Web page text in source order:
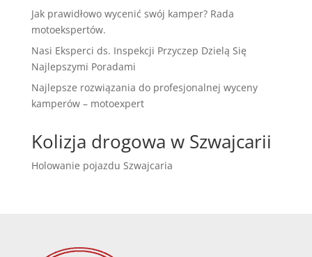
Jak prawidłowo wycenić swój kamper? Rada
motoekspertów.
Nasi Eksperci ds. Inspekcji Przyczep Dzielą Się
Najlepszymi Poradami
Najlepsze rozwiązania do profesjonalnej wyceny
kamperów – motoexpert
Kolizja drogowa w Szwajcarii
Holowanie pojazdu Szwajcaria